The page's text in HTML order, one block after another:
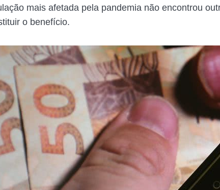
mais afetada pela pandemia não encontrou
o benefício.